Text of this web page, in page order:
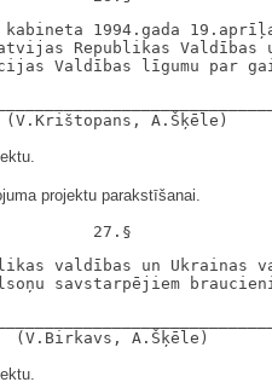
1994.gada 19.aprīļa
Valdības
līgumu par
projektu parakstīšanai.
valdības un Ukrainas